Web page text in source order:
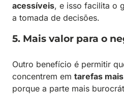
acessíveis, e isso facilita o
a tomada de decisões.
5. Mais valor para o
Outro benefício é permitir
concentrem em tarefas
porque a parte mais